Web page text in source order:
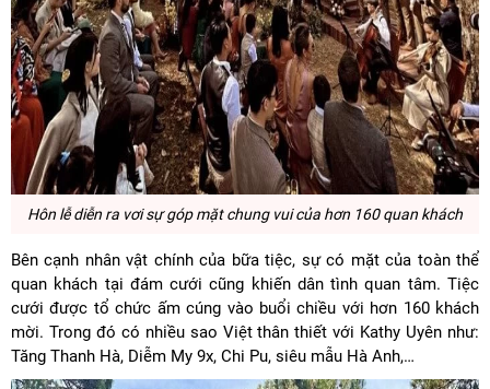
Hôn lễ diễn ra vơi sự góp mặt chung vui của hơn 160 quan khách
Bên cạnh nhân vật chính của bữa tiệc, sự có mặt của toàn thể
quan khách tại đám cưới cũng khiến dân tình quan tâm. Tiệc
cưới được tổ chức ấm cúng vào buổi chiều với hơn 160 khách
mời. Trong đó có nhiều sao Việt thân thiết với Kathy Uyên như:
Tăng Thanh Hà, Diễm My 9x, Chi Pu, siêu mẫu Hà Anh,…